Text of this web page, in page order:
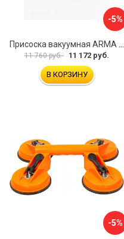
-5%
Присоска вакуумная ARMA P625A
11 760 руб. 11 172 руб.
В КОРЗИНУ
-5%